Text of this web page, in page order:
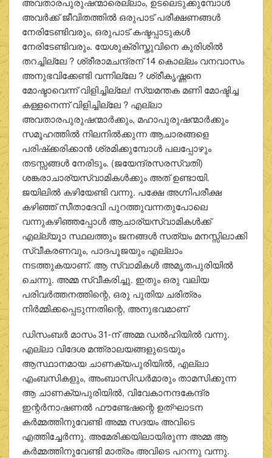
അവര്‍ക്ക് ജീവിതത്തില്‍ ഒരുപാട് പരീക്ഷണങ്ങള്‍
നേരിടേണ്ടിവരും, ഒരുപാട് കഷ്ടപ്പാടുകള്‍
നേരിടേണ്ടിവരും. യേശുക്രിസ്തുവിനെ കുരിശില്‍
തറച്ചില്ലേ ? ശ്രീരാമചന്ദ്രന് 14 കൊല്ലം വനവാസം
അനുഭവിക്കേണ്ടി വന്നില്ലേ ? ശ്രീകൃഷ്ണനെ
മോഷ്ടാവെന്ന് വിളിച്ചില്ലേ! സ്യമന്തക മണി മോഷ്ടിച്ച
കള്ളനെന്ന് വിളിച്ചില്ലേ ? എല്ലാ
അവതാരപുരുഷന്മാര്‍ക്കും, മഹാപുരുഷന്മാര്‍ക്കും
സമൂഹത്തില്‍ നിലനില്‍ക്കുന്ന ആചാരങ്ങളെ
പരിഷ്‌ക്കരിക്കാന്‍ ശ്രമിക്കുമ്പോള്‍ പലപ്പോഴും
തടസ്സങ്ങള്‍ നേരിടും. (ജയേന്ദ്രസരസ്വതി)
ശങ്കരാചാര്യസ്വാമികള്‍ക്കും അത് ഉണ്ടായി.
ജയിലില്‍ കഴിയേണ്ടി വന്നു. പക്ഷേ അഗ്നിപരീക്ഷ
കഴിഞ്ഞ് സീതാദേവി പുറത്തുവന്നതുപോലെ
വന്നുകഴിഞ്ഞപ്പോള്‍ ആചാര്യസ്വാമികള്‍ക്ക്
എല്ല്യൂാ സ്ഥലത്തും ജനങ്ങള്‍ സത്യം മനസ്സിലാക്കി
സ്വീകരണവും, പാദപൂജയും എല്ലാം
നടത്തുകയാണ്. ആ സ്വാമികള്‍ അമൃതപുരിയില്‍
ചെന്നു. അമ്മ സ്വീകരിച്ചു. ഇതും ഒരു വലിയ
പരിവര്‍ത്തനത്തിന്റെ, ഒരു പുതിയ ചരിത്രം
നിര്‍മ്മിക്കപ്പെടുന്നതിന്റെ, അനുഭവമാണ്
ഡിസംബര്‍ മാസം 31-ന് അമ്മ ഡല്‍ഹിയില്‍ വന്നു.
എല്ലാ വിദേശ മന്ത്രാലയങ്ങളുടെയും
ആസ്ഥാനമായ ചാണക്യപുരിയില്‍, എല്ലാ
എംബസികളും, അംബാസിഡര്‍മാരും താമസിക്കുന്ന
ആ ചാണക്യപുരിയില്‍, വിവേകാനന്ദകേന്ദ്ര
ഇന്റര്‍നാഷണല്‍ ഫൗണ്ടേഷന്റെ ഉത്ഘാടന
കര്‍മ്മത്തിനുവേണ്ടി അമ്മ സദയം അവിടെ
എത്തിച്ചേര്‍ന്നു. അമേരിക്കയിലായിരുന്ന അമ്മ ആ
കര്‍മ്മത്തിനുവേണ്ടി മാത്രം അവിടെ പറന്നു വന്നു.